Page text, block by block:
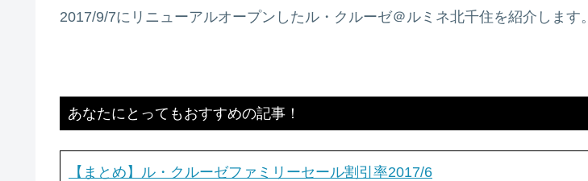
2017/9/7にリニューアルオープンしたル・クルーゼ＠ルミネ北千住を紹介します。
あなたにとってもおすすめの記事！
【まとめ】ル・クルーゼファミリーセール割引率2017/6